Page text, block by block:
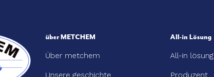
über METCHEM
Über metchem
Unsere geschichte
All-in Lösung
All-in lösung
Produzent